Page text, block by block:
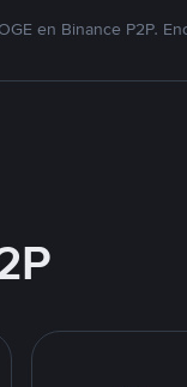
en Binance P2P.